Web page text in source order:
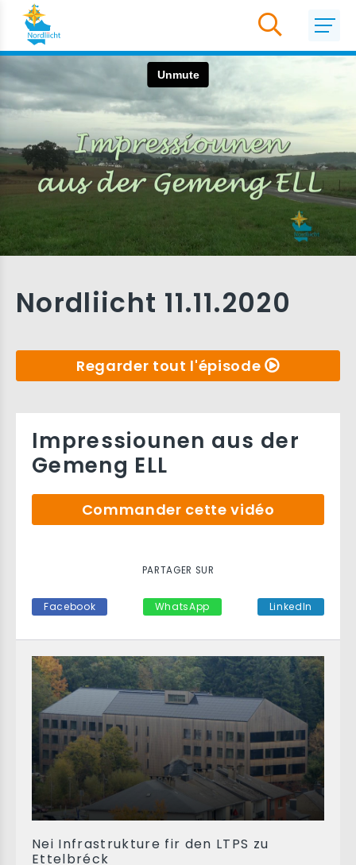
Nordliicht 11.11.2020
Regarder tout l'épisode
Nei Infrastrukture fir den LTPS zu
Ettelbréck
Impressiounen aus der
Gemeng ELL
Commander cette vidéo
PARTAGER SUR
Facebook WhatsApp LinkedIn